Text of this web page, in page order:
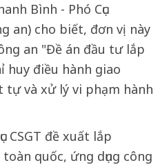
Bình - Phó Cục
an) cho biết, đơn vị này
an "Đề án đầu tư lắp
huy điều hành giao
tự và xử lý vi phạm hành
CSGT đề xuất lắp
quốc, ứng dụng công